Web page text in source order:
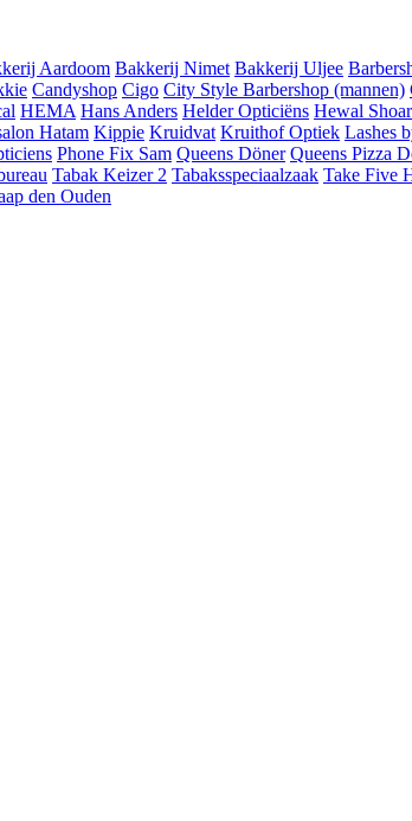
Aardoom Bakkerij Nimet Bakkerij Uljee
Candyshop Cigo City Style Barbershop (mannen)
HEMA Hans Anders Helder Opticiëns Hewal
Hatam Kippie Kruidvat Kruithof Optiek Lashes
Phone Fix Sam Queens Döner Queens Pizza
Tabak Keizer 2 Tabaksspeciaalzaak Take Five
den Ouden